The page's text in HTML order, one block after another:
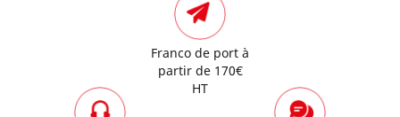
Franco de port à
partir de 170€
HT